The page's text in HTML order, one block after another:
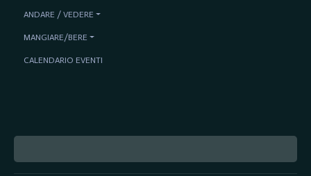
ANDARE / VEDERE
MANGIARE/BERE
CALENDARIO EVENTI